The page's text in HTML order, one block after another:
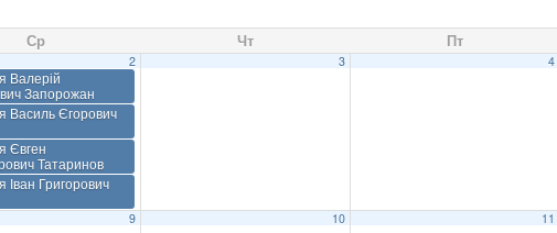
Ср Чт Пт
2
Валерій
Запорожан
Василь Єгорович
Євген
Татаринов
Іван Григорович
3 4
9 10 11